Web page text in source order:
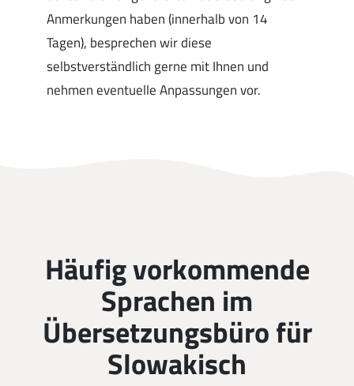
Anmerkungen haben (innerhalb von 14
Tagen), besprechen wir diese
selbstverständlich gerne mit Ihnen und
nehmen eventuelle Anpassungen vor.
Häufig vorkommende
Sprachen im
Übersetzungsbüro für
Slowakisch